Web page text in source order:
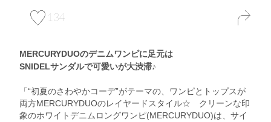
134
MERCURYDUOのデニムワンピに足元は
SNIDELサンダルで可愛いが大渋滞♪
「“初夏のさわやかコーデ”がテーマの、ワンピとトップスが
両方MERCURYDUOのレイヤードスタイル☆ クリーンな印
象のホワイトデニムロングワンピ(MERCURYDUO)は、サイ